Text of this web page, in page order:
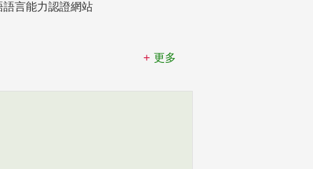
語言能力認證網站
更多